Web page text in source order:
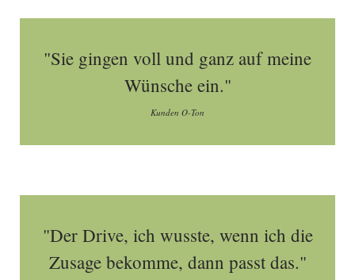
"Sie gingen voll und ganz auf meine
Wünsche ein."
Kunden O-Ton
"Der Drive, ich wusste, wenn ich die
Zusage bekomme, dann passt das."